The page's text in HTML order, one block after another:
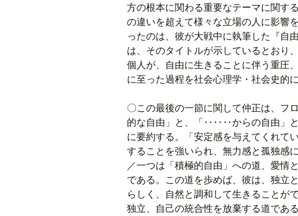
方の根本に関わる重要なテーマに関す
の違いを超えて様々な立場の人に影響
ったのは、彼が大戦中に執筆した『自
は、そのタイトルが示しているとおり
個人が、自由に生きることに伴う重圧
に至った過程を社会心理学・社会史的
〇この最後の一節に関して仲正は、
的な自由」と、「‥‥‥からの自由」と
に要約する。「安定感を与えてくれて
することを強いられ、無力感と孤独感
／一つは「積極的自由」への道、愛情
である。この道を歩めば、彼は、独立
らしく、自然と調和して生きることが
独立、自己の統合性を放棄する道であ